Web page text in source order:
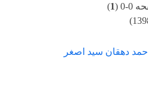
0 (
1
)
دهقان سید اصغر